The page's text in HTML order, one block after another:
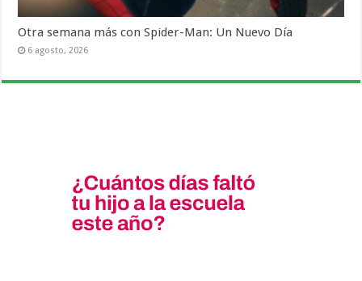
Otra semana más con Spider-Man: Un Nuevo Día
6 agosto, 2026